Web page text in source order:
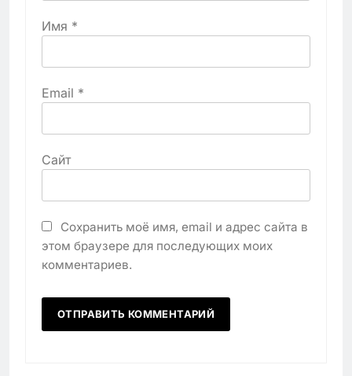
Имя *
Email *
Сайт
Сохранить моё имя, email и адрес сайта в
этом браузере для последующих моих
комментариев.